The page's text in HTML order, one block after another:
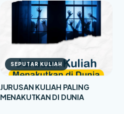
SEPUTAR KULIAH
JURUSAN KULIAH PALING
MENAKUTKAN DI DUNIA